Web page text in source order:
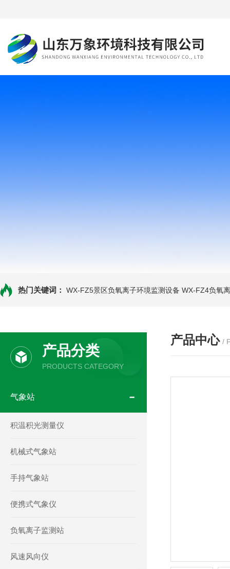
热门关键词： WX-FZ5景区负氧离子环境监测设备 WX-FZ4负氧
产品分类
PRODUCTS CATEGORY
气象站
积温积光测量仪
机械式气象站
手持气象站
便携式气象仪
负氧离子监测站
风速风向仪
产品中心 /